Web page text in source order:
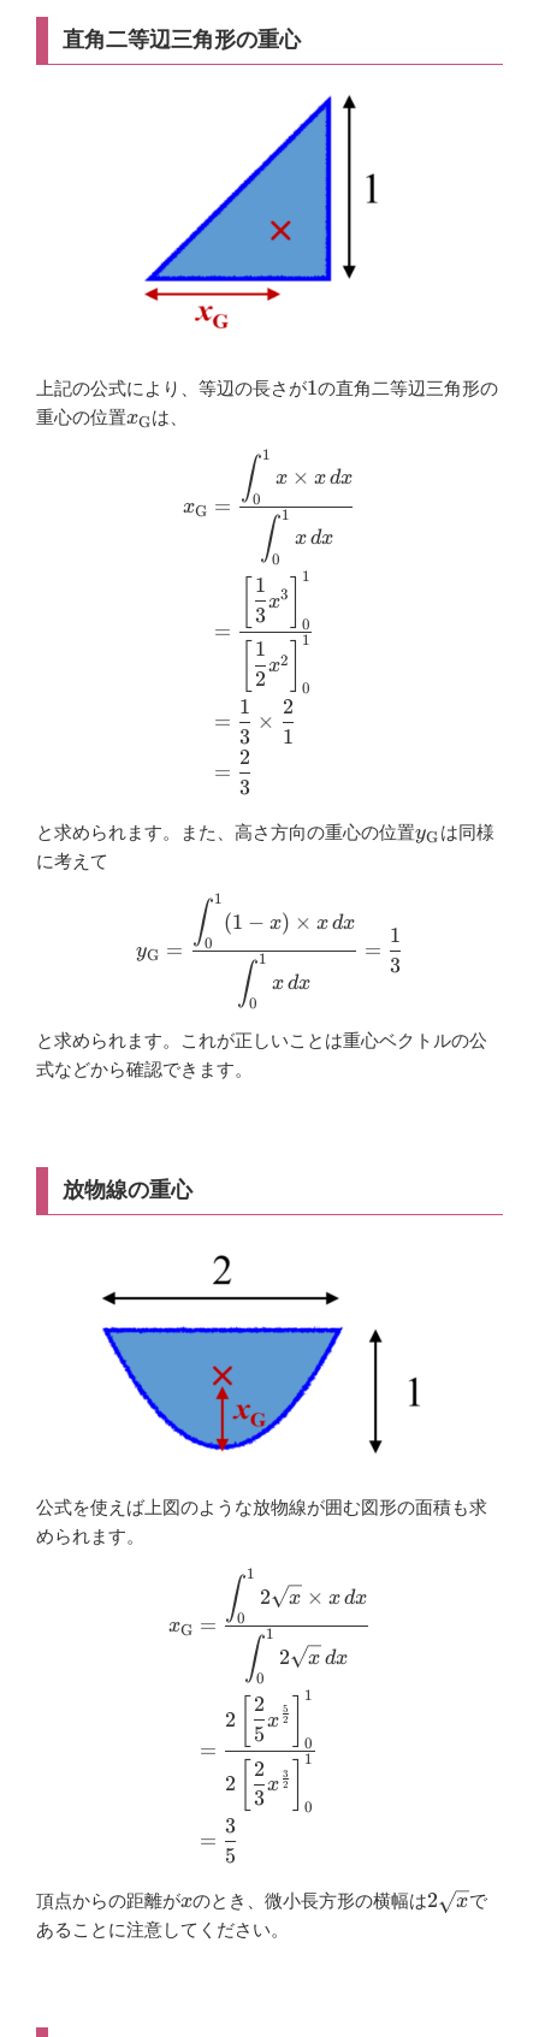
直角二等辺三角形の重心
上記の公式により、等辺の長さが1
1の直角二等辺三角形の
重心の位置x_{\mathrm{G}}
xGは、
\begin{aligned}
xG =
∫0
1
xdx
∫0
1
x × xdx
=
2
1
x2
0
1
3
1
x3
0
1
=
3
1
×
1
2
=
3
2
と求められます。また、高さ方向の重心の位置yG は同様
に考えて
yG =
∫0
1
xdx
∫0
1
(1 − x) × xdx
=
3
1
と求められます。これが正しいことは重心ベクトルの公
式などから確認できます。
放物線の重心
公式を使えば上図のような放物線が囲む図形の面積も求
められます。
\begin{aligned}
xG =
∫0
1
2 x dx
∫0
1
2 x × xdx
=
2
3
2
x 2
3
0
1
2
5
2
x 2
5
0
1
=
5
3
頂点からの距離がx
xのとき、微小長方形の横幅は2\sqrt{x}
2 xで
あることに注意してください。